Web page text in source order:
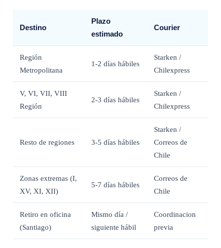
Destino
Plazo
estimado
Courier
Región
Metropolitana
1-2 días hábiles
Starken /
Chilexpress
V, VI, VII, VIII
Región
2-3 días hábiles
Starken /
Chilexpress
Resto de regiones 3-5 días hábiles
Starken /
Correos de
Chile
Zonas extremas (I,
XV, XI, XII)
5-7 días hábiles
Correos de
Chile
Retiro en oficina
(Santiago)
Mismo día /
siguiente hábil
Coordinacion
previa